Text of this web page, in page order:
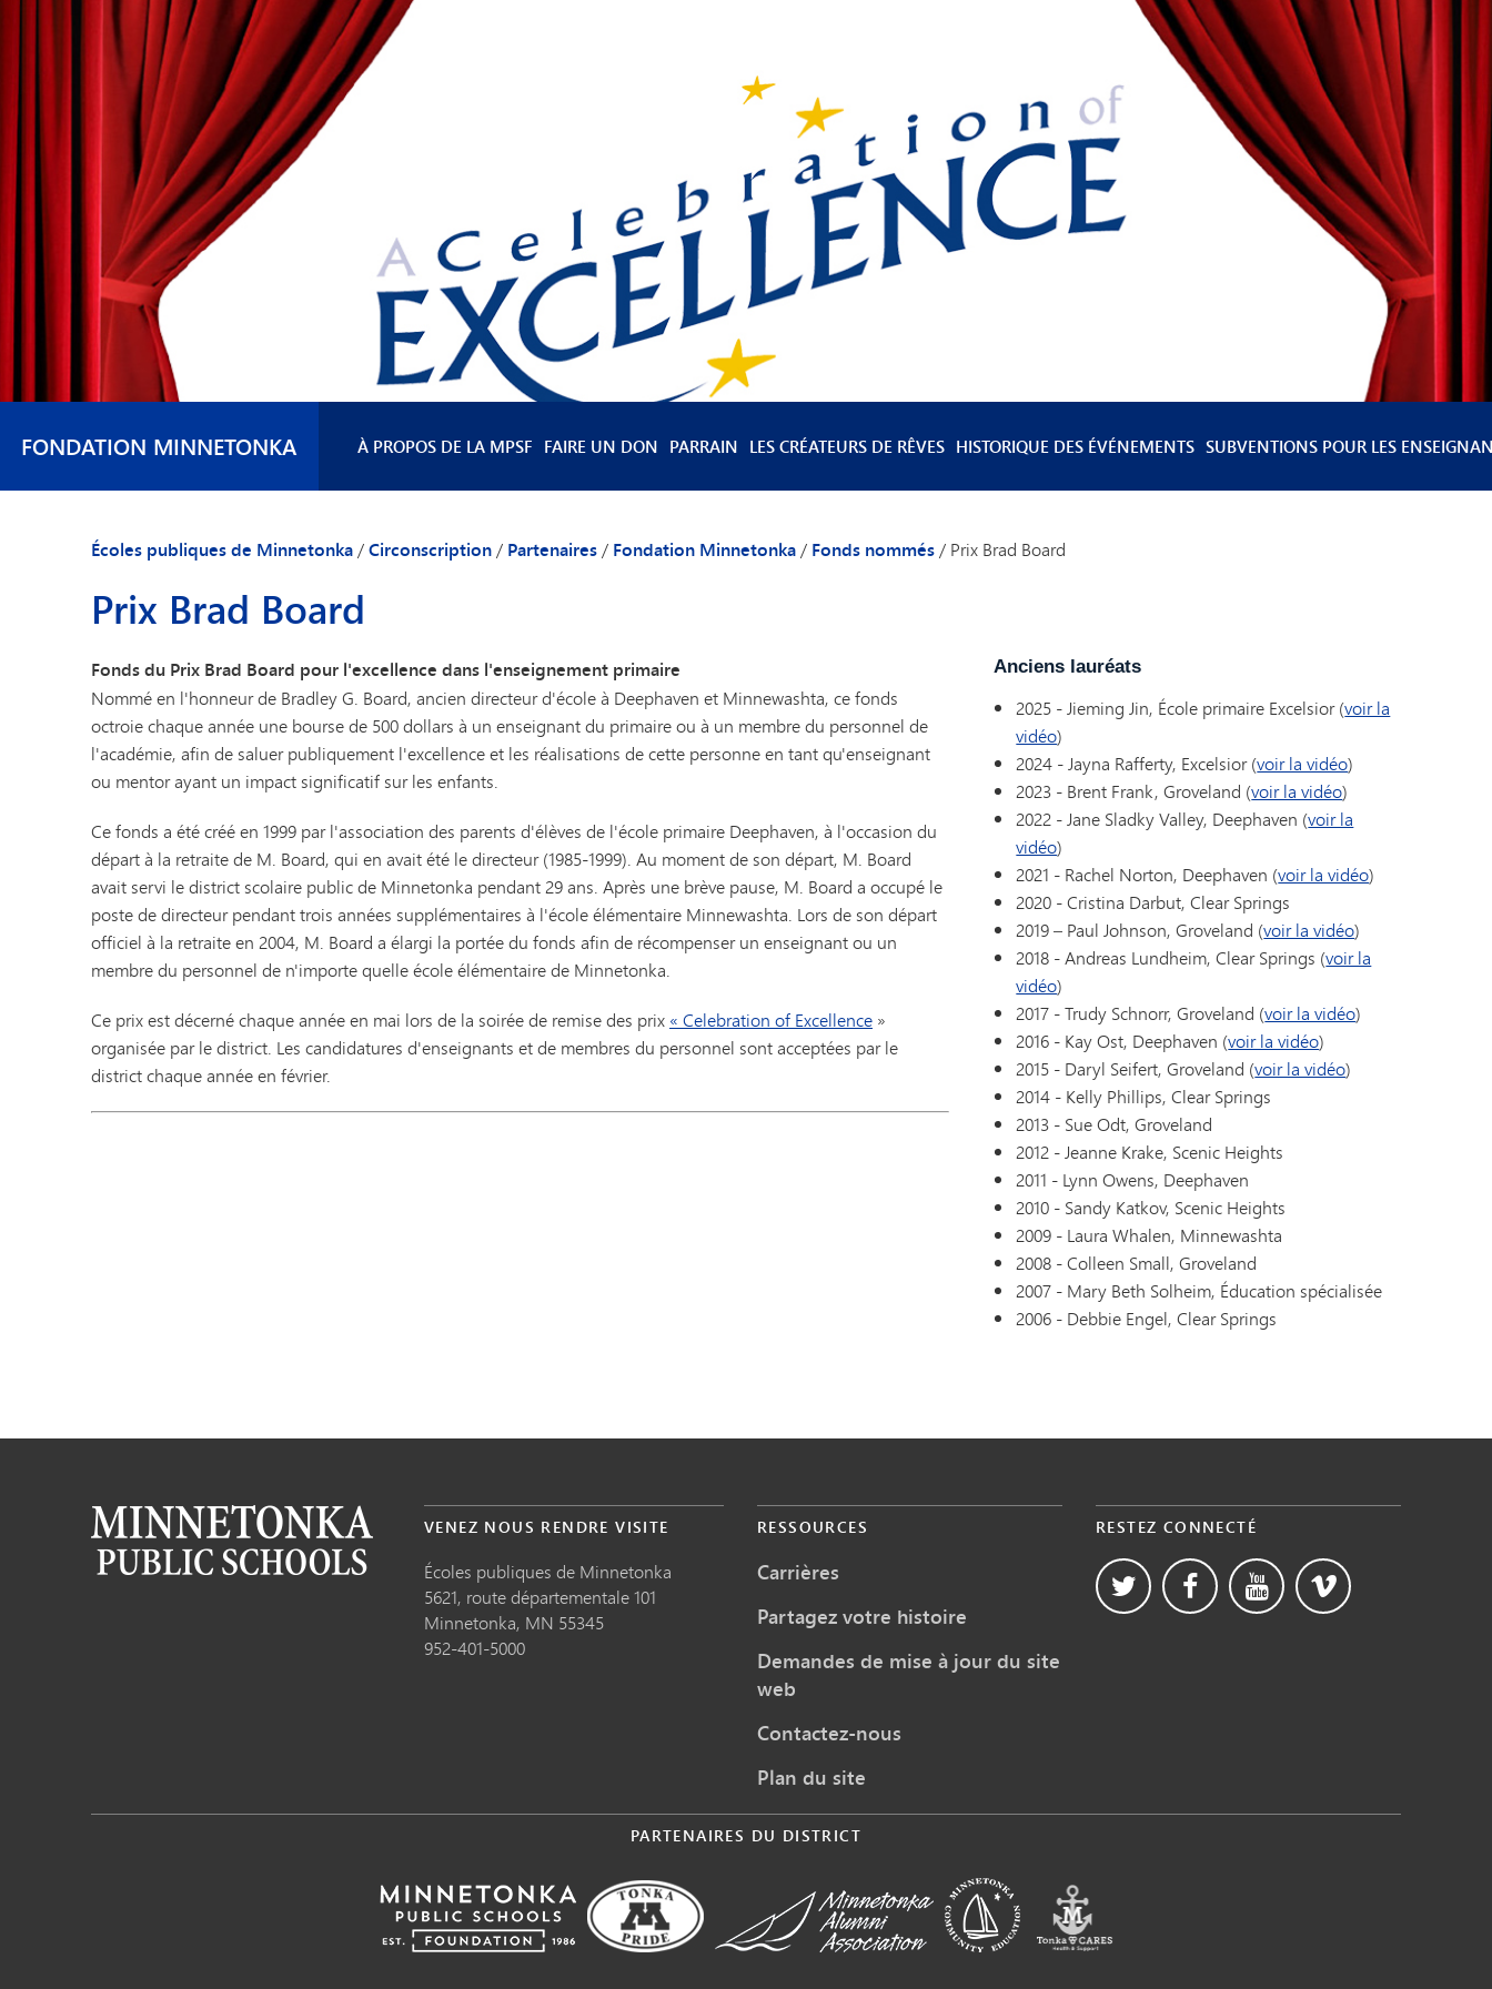
FONDATION MINNETONKA À PROPOS DE LA MPSF
Anciens membres du conseil d'administration
FAIRE UN DON
Don planifié
PARRAIN LES CRÉATEURS DE RÊVES HISTORIQUE DES ÉVÉNEMENTS SUBVENTIONS POUR LES
Écoles publiques de Minnetonka/Circonscription/ Partenaires/ Fondation Minnetonka/ Fonds nommés/ Prix Brad Board
Prix Brad Board
Fonds du Prix Brad Board pour l'excellence dans l'enseignement primaire
Nommé en l'honneur de Bradley G. Board, ancien directeur d'école à Deephaven et Minnewashta, ce fonds
octroie chaque année une bourse de 500 dollars à un enseignant du primaire ou à un membre du personnel de
l'académie, afin de saluer publiquement l'excellence et les réalisations de cette personne en tant qu'enseignant
ou mentor ayant un impact significatif sur les enfants.
Ce fonds a été créé en 1999 par l'association des parents d'élèves de l'école primaire Deephaven, à l'occasion du
départ à la retraite de M. Board, qui en avait été le directeur (1985-1999). Au moment de son départ, M. Board
avait servi le district scolaire public de Minnetonka pendant 29 ans. Après une brève pause, M. Board a occupé le
poste de directeur pendant trois années supplémentaires à l'école élémentaire Minnewashta. Lors de son départ
officiel à la retraite en 2004, M. Board a élargi la portée du fonds afin de récompenser un enseignant ou un
membre du personnel de n'importe quelle école élémentaire de Minnetonka.
Ce prix est décerné chaque année en mai lors de la soirée de remise des prix « Celebration of Excellence »
organisée par le district. Les candidatures d'enseignants et de membres du personnel sont acceptées par le
district chaque année en février.
Anciens lauréats
2025 - Jieming Jin, École primaire Excelsior (voir la
vidéo)
2024 - Jayna Rafferty, Excelsior (voir la vidéo)
2023 - Brent Frank, Groveland (voir la vidéo)
2022 - Jane Sladky Valley, Deephaven (voir la
vidéo)
2021 - Rachel Norton, Deephaven (voir la vidéo)
2020 - Cristina Darbut, Clear Springs
2019 – Paul Johnson, Groveland (voir la vidéo)
2018 - Andreas Lundheim, Clear Springs (voir la
vidéo)
2017 - Trudy Schnorr, Groveland (voir la vidéo)
2016 - Kay Ost, Deephaven (voir la vidéo)
2015 - Daryl Seifert, Groveland (voir la vidéo)
2014 - Kelly Phillips, Clear Springs
2013 - Sue Odt, Groveland
2012 - Jeanne Krake, Scenic Heights
2011 - Lynn Owens, Deephaven
2010 - Sandy Katkov, Scenic Heights
2009 - Laura Whalen, Minnewashta
2008 - Colleen Small, Groveland
2007 - Mary Beth Solheim, Éducation spécialisée
2006 - Debbie Engel, Clear Springs
VENEZ NOUS RENDRE VISITE
Écoles publiques de Minnetonka
5621, route départementale 101
Minnetonka, MN 55345
952-401-5000
RESSOURCES
Carrières
Partagez votre histoire
Demandes de mise à jour du site
web
Contactez-nous
Plan du site
RESTEZ CONNECTÉ
PARTENAIRES DU DISTRICT